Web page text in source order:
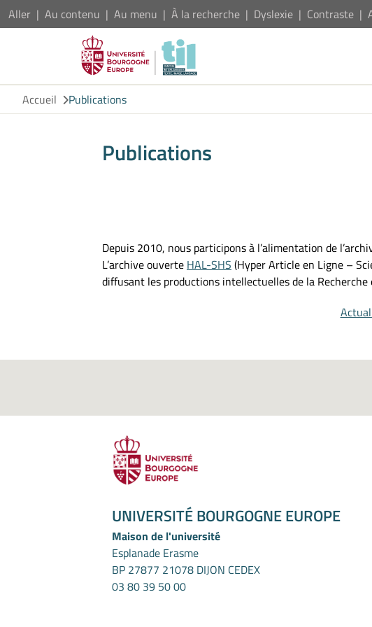
Aller Au contenu Au menu À la recherche Dyslexie Contraste
Accueil
Publications
Publications
Depuis 2010, nous participons à l’alimentation de
L’archive ouverte HAL-SHS (Hyper Article en Ligne –
diffusant les productions intellectuelles de la Recherche
UNIVERSITÉ BOURGOGNE EUROPE
Maison de l'université
Esplanade Erasme
BP 27877 21078 DIJON CEDEX
03 80 39 50 00